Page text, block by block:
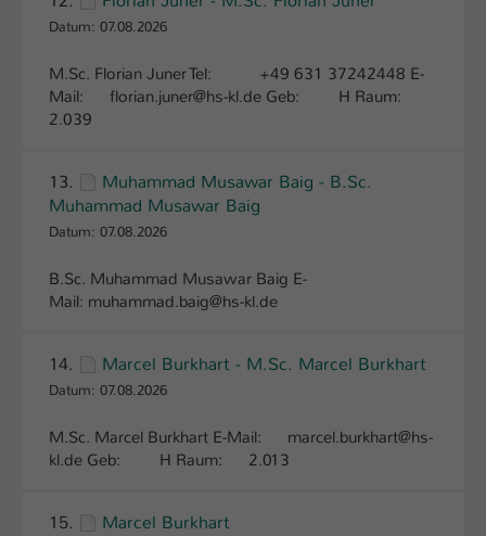
Datum: 07.08.2026
M.Sc. Florian Juner Tel: +49 631 37242448 E-
Mail: florian.juner@hs-kl.de Geb: H Raum:
2.039
13.
Muhammad Musawar Baig - B.Sc.
Muhammad Musawar Baig
Datum: 07.08.2026
B.Sc. Muhammad Musawar Baig E-
Mail: muhammad.baig@hs-kl.de
14. Marcel Burkhart - M.Sc. Marcel Burkhart
Datum: 07.08.2026
M.Sc. Marcel Burkhart E-Mail: marcel.burkhart@hs-
kl.de Geb: H Raum: 2.013
15. Marcel Burkhart
Einstellungen. Unter anderem eine zufällig
generierte ID, für die historische
Einstellungen, falls der Webseiten-
Betreiber dies eingestellt hat.
Anbieter TYPO3
Zweck
Dieses Cookie ist ein Standard-Session-
eines Intranet-Logins die Session-ID. So
kann der eingeloggte Benutzer
Zugang zu geschützten Bereichen
gewährt.
Name be_typo_user